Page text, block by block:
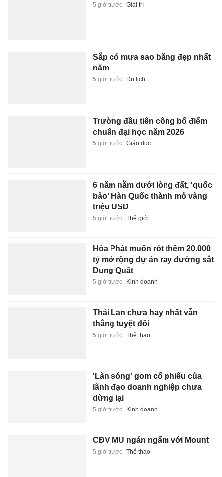
5 giờ trước Giải trí
Sắp có mưa sao băng đẹp nhất
năm
5 giờ trước Du lịch
Trường đầu tiên công bố điểm
chuẩn đại học năm 2026
5 giờ trước Giáo dục
6 năm nằm dưới lòng đất, 'quốc
bảo' Hàn Quốc thành mỏ vàng
triệu USD
5 giờ trước Thế giới
Hòa Phát muốn rót thêm 20.000
tỷ mở rộng dự án ray đường sắt
Dung Quất
5 giờ trước Kinh doanh
Thái Lan chưa hay nhất vẫn
thắng tuyệt đối
5 giờ trước Thể thao
'Làn sóng' gom cổ phiếu của
lãnh đạo doanh nghiệp chưa
dừng lại
5 giờ trước Kinh doanh
CĐV MU ngán ngẩm với Mount
5 giờ trước Thể thao